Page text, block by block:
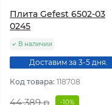
Плита Gefest 6502-03
0245
В наличии
Доставим за 3-5 дня.
Код товара: 118708
44 389 р -10%